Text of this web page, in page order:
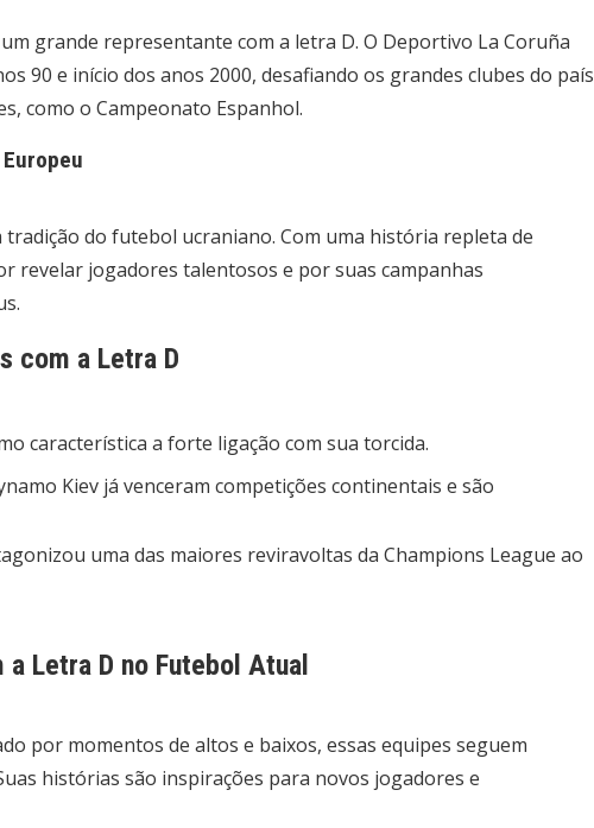
grande representante com a letra D. O Deportivo La Coruña
90 e início dos anos 2000, desafiando os grandes clubes do país
como o Campeonato Espanhol.
tradição do futebol ucraniano. Com uma história repleta de
revelar jogadores talentosos e por suas campanhas
com a Letra D
característica a forte ligação com sua torcida.
Kiev já venceram competições continentais e são
uma das maiores reviravoltas da Champions League ao
Letra D no Futebol Atual
por momentos de altos e baixos, essas equipes seguem
histórias são inspirações para novos jogadores e